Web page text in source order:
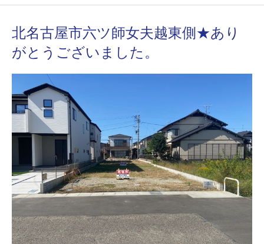
北名古屋市六ツ師女夫越東側★あり
がとうございました。